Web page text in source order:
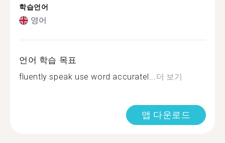
학습언어
영어
언어 학습 목표
fluently speak use word accuratel...더 보기
앱 다운로드